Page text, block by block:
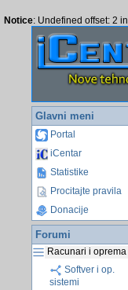
Notice: Undefined offset: 2 in
Glavni meni
Portal
iCentar
Statistike
Procitajte pravila
Donacije
Forumi
Racunari i oprema
Softver i op.
sistemi